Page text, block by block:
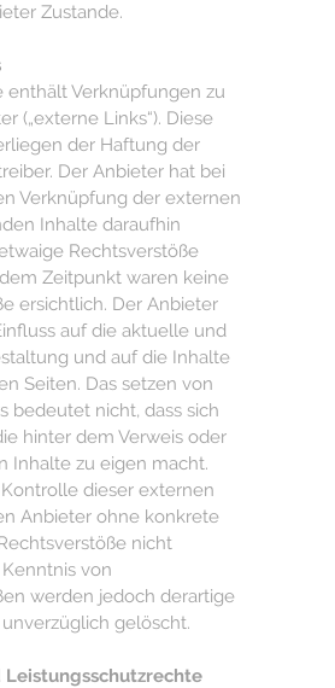
Zustande.
enthält Verknüpfungen zu
(„externe Links“). Diese
der Haftung der
Der Anbieter hat bei
Verknüpfung der externen
Inhalte daraufhin
Rechtsverstöße
Zeitpunkt waren keine
ersichtlich. Der Anbieter
auf die aktuelle und
und auf die Inhalte
Seiten. Das setzen von
bedeutet nicht, dass sich
hinter dem Verweis oder
Inhalte zu eigen macht.
dieser externen
Anbieter ohne konkrete
nicht
von
werden jedoch derartige
gelöscht.
Leistungsschutzrechte